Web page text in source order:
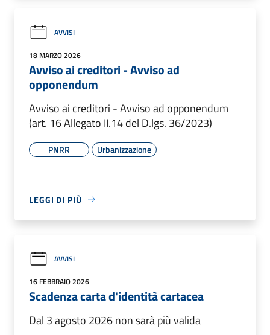
AVVISI
18 MARZO 2026
Avviso ai creditori - Avviso ad
opponendum
Avviso ai creditori - Avviso ad opponendum
(art. 16 Allegato II.14 del D.lgs. 36/2023)
PNRR Urbanizzazione
LEGGI DI PIÙ
AVVISI
16 FEBBRAIO 2026
Scadenza carta d'identità cartacea
Dal 3 agosto 2026 non sarà più valida